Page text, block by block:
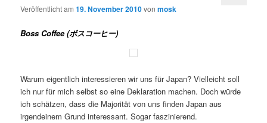
Veröffentlicht am19. November 2010vonmosk
Boss Coffee (ボスコーヒー)
Warum eigentlich interessieren wir uns für Japan? Vielleicht soll
ich nur für mich selbst so eine Deklaration machen. Doch würde
ich schätzen, dass die Majorität von uns finden Japan aus
irgendeinem Grund interessant. Sogar faszinierend.